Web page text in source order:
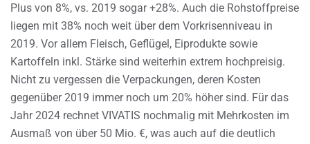
Plus von 8%, vs. 2019 sogar +28%. Auch die Rohstoffpreise
liegen mit 38% noch weit über dem Vorkrisenniveau in
2019. Vor allem Fleisch, Geflügel, Eiprodukte sowie
Kartoffeln inkl. Stärke sind weiterhin extrem hochpreisig.
Nicht zu vergessen die Verpackungen, deren Kosten
gegenüber 2019 immer noch um 20% höher sind. Für das
Jahr 2024 rechnet VIVATIS nochmalig mit Mehrkosten im
Ausmaß von über 50 Mio. €, was auch auf die deutlich